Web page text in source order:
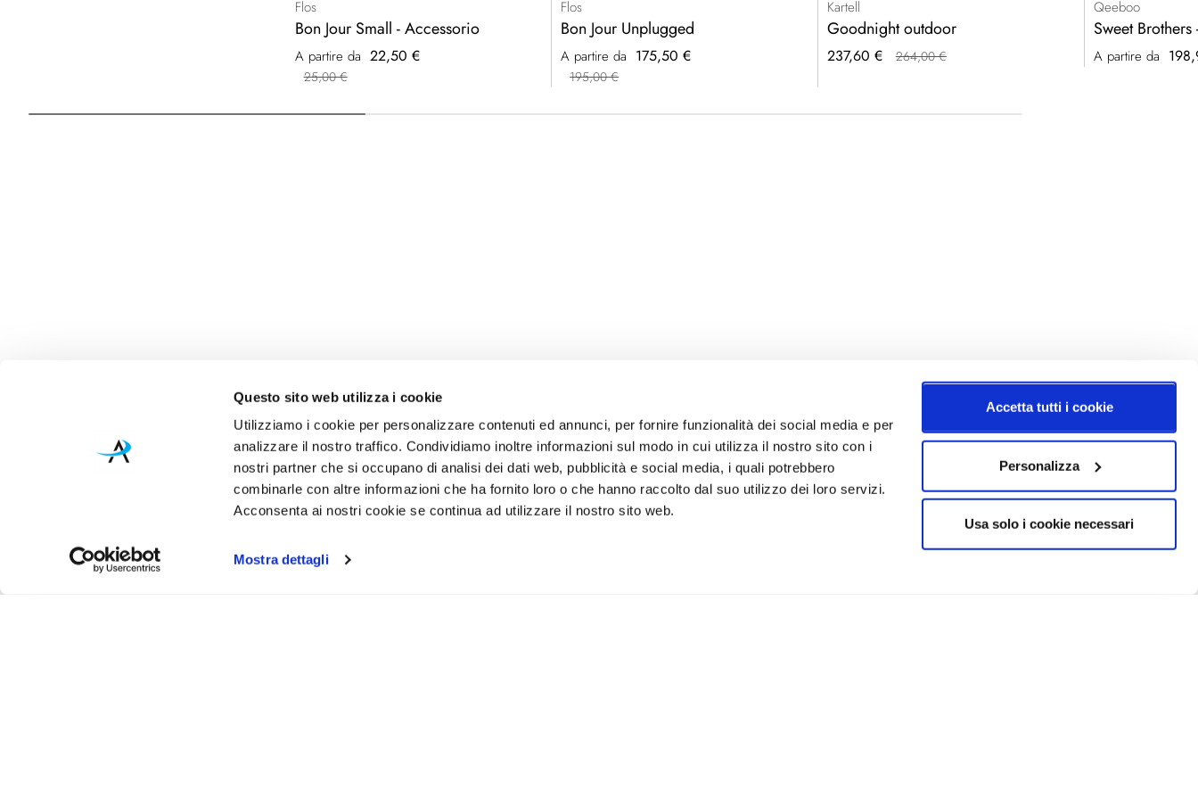
Questo sito web utilizza i cookie
Utilizziamo i cookie per personalizzare contenuti ed annunci, per fornire funzionalità dei social media e per
analizzare il nostro traffico. Condividiamo inoltre informazioni sul modo in cui utilizza il nostro sito con i
nostri partner che si occupano di analisi dei dati web, pubblicità e social media, i quali potrebbero
combinarle con altre informazioni che ha fornito loro o che hanno raccolto dal suo utilizzo dei loro servizi.
Acconsenta ai nostri cookie se continua ad utilizzare il nostro sito web.
Mostra dettagli
Accetta tutti i cookie
Personalizza
Usa solo i cookie necessari
Flos
Bon Jour Small - Accessorio
A partire da 22,50 €
25,00 €
Flos
Bon Jour Unplugged
A partire da 175,50 €
195,00 €
Kartell
Goodnight outdoor
Prezzo
237,60 € 264,00 €
Qeeboo
Sweet Brothers
A partire da